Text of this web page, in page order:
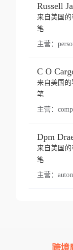
来自美国
笔
主营：
C O
来自美国
笔
主营：
来自美国
笔
主营：
跨境